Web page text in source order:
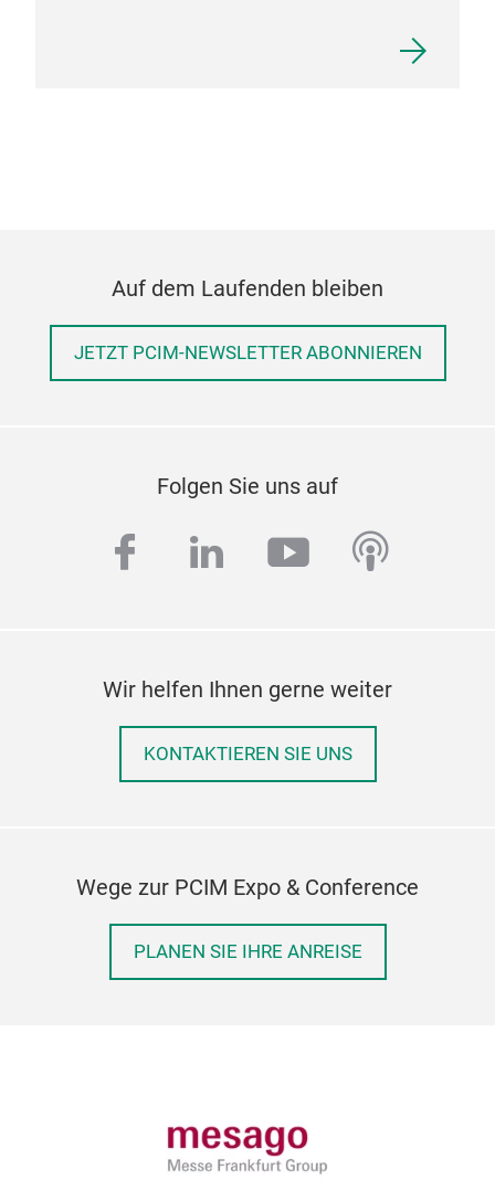
Auf dem Laufenden bleiben
JETZT PCIM-NEWSLETTER ABONNIEREN
Folgen Sie uns auf
facebook
linkedinyoutube
Wir helfen Ihnen gerne weiter
KONTAKTIEREN SIE UNS
Wege zur PCIM Expo & Conference
PLANEN SIE IHRE ANREISE